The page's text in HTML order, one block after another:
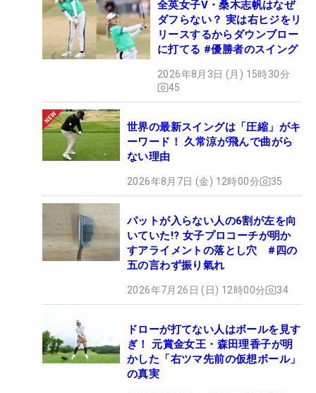
全英女子V・桑木志帆はなぜ
ダフらない？ 実は右ヒジをリ
リースするからダウンブロー
に打てる #優勝者のスイング
2026年8月3日 (月) 15時30分
45
世界の最新スイングは「圧縮」がキ
ーワード！ 久常涼が飛んで曲がら
ない理由
2026年8月7日 (金) 12時00分 35
パットが入らない人の6割が左を向
いていた!? 女子プロコーチが明か
すアライメントの落とし穴 #四の
五の言わず振り氣れ
2026年7月26日 (日) 12時00分 34
ドローが打てない人はボールを見す
ぎ！ 元賞金女王・森田理香子が明
かした「右ツマ先前の仮想ボール」
の真実